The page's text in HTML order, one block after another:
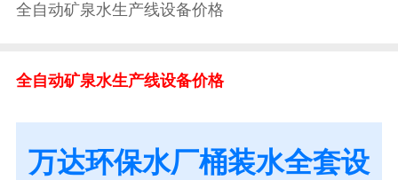
全自动矿泉水生产线设备价格
全自动矿泉水生产线设备价格
万达环保水厂桶装水全套设